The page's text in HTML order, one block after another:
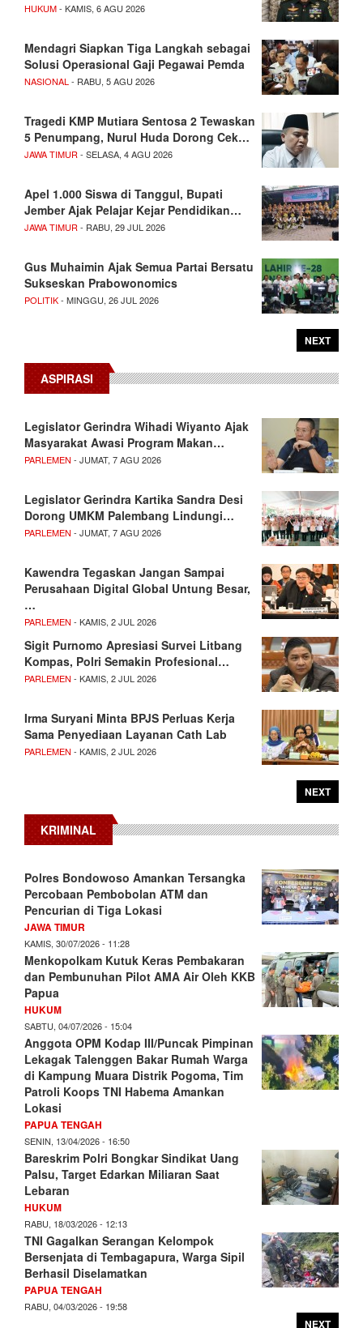
HUKUM- KAMIS, 6 AGU 2026
Mendagri Siapkan Tiga Langkah sebagai
Solusi Operasional Gaji Pegawai Pemda
NASIONAL - RABU, 5 AGU 2026
Tragedi KMP Mutiara Sentosa 2 Tewaskan
5 Penumpang, Nurul Huda Dorong Cek…
JAWA TIMUR - SELASA, 4 AGU 2026
Apel 1.000 Siswa di Tanggul, Bupati
Jember Ajak Pelajar Kejar Pendidikan…
JAWA TIMUR - RABU, 29 JUL 2026
Gus Muhaimin Ajak Semua Partai Bersatu
Sukseskan Prabowonomics
POLITIK- MINGGU, 26 JUL 2026
NEXT
ASPIRASI
Legislator Gerindra Wihadi Wiyanto Ajak
Masyarakat Awasi Program Makan…
PARLEMEN - JUMAT, 7 AGU 2026
Legislator Gerindra Kartika Sandra Desi
Dorong UMKM Palembang Lindungi…
PARLEMEN - JUMAT, 7 AGU 2026
Kawendra Tegaskan Jangan Sampai
Perusahaan Digital Global Untung Besar,
…
PARLEMEN - KAMIS, 2 JUL 2026
Sigit Purnomo Apresiasi Survei Litbang
Kompas, Polri Semakin Profesional…
PARLEMEN - KAMIS, 2 JUL 2026
Irma Suryani Minta BPJS Perluas Kerja
Sama Penyediaan Layanan Cath Lab
PARLEMEN - KAMIS, 2 JUL 2026
NEXT
KRIMINAL
Polres Bondowoso Amankan Tersangka
Percobaan Pembobolan ATM dan
Pencurian di Tiga Lokasi
JAWA TIMUR
KAMIS, 30/07/2026 - 11:28
Menkopolkam Kutuk Keras Pembakaran
dan Pembunuhan Pilot AMA Air Oleh KKB
Papua
HUKUM
SABTU, 04/07/2026 - 15:04
Anggota OPM Kodap III/Puncak Pimpinan
Lekagak Talenggen Bakar Rumah Warga
di Kampung Muara Distrik Pogoma, Tim
Patroli Koops TNI Habema Amankan
Lokasi
PAPUA TENGAH
SENIN, 13/04/2026 - 16:50
Bareskrim Polri Bongkar Sindikat Uang
Palsu, Target Edarkan Miliaran Saat
Lebaran
HUKUM
RABU, 18/03/2026 - 12:13
TNI Gagalkan Serangan Kelompok
Bersenjata di Tembagapura, Warga Sipil
Berhasil Diselamatkan
PAPUA TENGAH
RABU, 04/03/2026 - 19:58
NEXT